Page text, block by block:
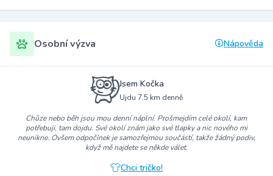
Osobní výzva Nápověda
Jsem Kočka
Ujdu 7.5 km denně
Chůze nebo běh jsou mou denní náplní. Prošmejdím celé okolí, kam
potřebuji, tam dojdu. Své okolí znám jako své tlapky a nic nového mi
neunikne. Ovšem odpočinek je samozřejmou součástí, takže žádný podiv,
když mě najdete se někde válet.
Chci tričko!